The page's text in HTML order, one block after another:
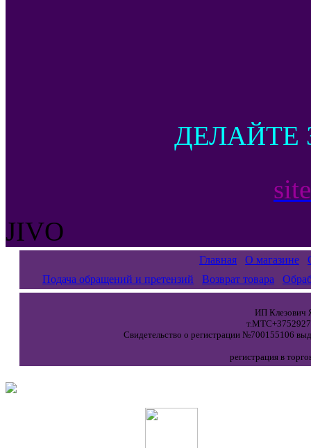
ДЕЛАЙТЕ
JIVO
Главная О магазине
Подача обращений и претензий
Возврат товара
ИП Клезович
Свидетельство о регистрации №700155106
регистрация в